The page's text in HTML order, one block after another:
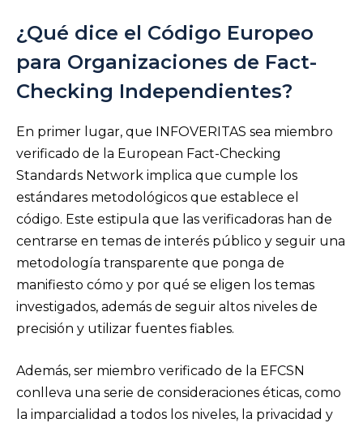
¿Qué dice el Código Europeo
para Organizaciones de Fact-
Checking Independientes?
En primer lugar, que INFOVERITAS sea miembro
verificado de la European Fact-Checking
Standards Network implica que cumple los
estándares metodológicos que establece el
código. Este estipula que las verificadoras han de
centrarse en temas de interés público y seguir una
metodología transparente que ponga de
manifiesto cómo y por qué se eligen los temas
investigados, además de seguir altos niveles de
precisión y utilizar fuentes fiables.
Además, ser miembro verificado de la EFCSN
conlleva una serie de consideraciones éticas, como
la imparcialidad a todos los niveles, la privacidad y